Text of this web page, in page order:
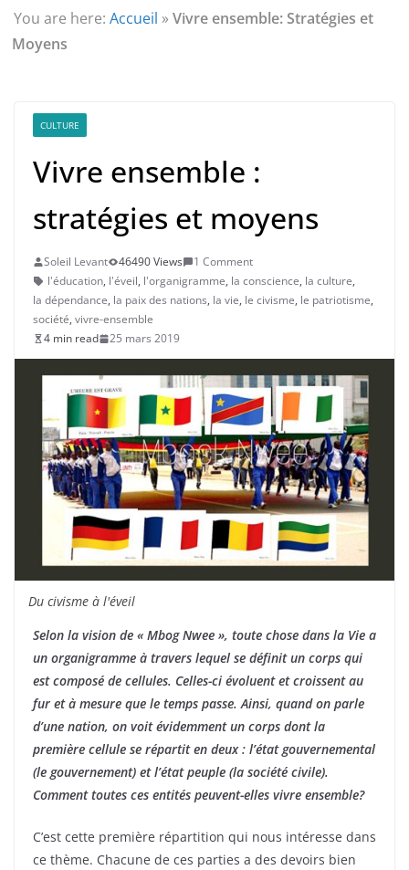
(4ème partie) : la conscience
You are here: Accueil »Vivre ensemble: Stratégies et
Moyens
CULTURE
Vivre ensemble :
stratégies et moyens
Soleil Levant 46490 Views
1 Comment
l'éducation, l'éveil, l'organigramme, la conscience, la culture,
la dépendance, la paix des nations, la vie, le civisme, le patriotisme,
société, vivre-ensemble
4 min read
25 mars 2019
Du civisme à l'éveil
Selon la vision de « Mbog Nwee », toute chose dans la Vie a
un organigramme à travers lequel se définit un corps qui
est composé de cellules. Celles-ci évoluent et croissent au
fur et à mesure que le temps passe. Ainsi, quand on parle
d’une nation, on voit évidemment un corps dont la
première cellule se répartit en deux : l’état gouvernemental
(le gouvernement) et l’état peuple (la société civile).
Comment toutes ces entités peuvent-elles vivre ensemble?
C’est cette première répartition qui nous intéresse dans
ce thème. Chacune de ces parties a des devoirs bien